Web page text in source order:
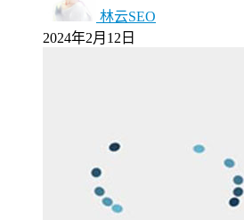
林云SEO
2024年2月12日